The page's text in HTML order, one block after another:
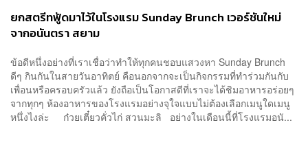
ยกสตรีทฟู้ดมาไว้ในโรงแรม Sunday Brunch เวอร์ชันใหม่
จากอนันตรา สยาม
ข้อดีหนึ่งอย่างที่เราเชื่อว่าทำให้ทุกคนชอบแสวงหา Sunday Brunch
ดีๆ กินกันในสายวันอาทิตย์ คือนอกจากจะเป็นกิจกรรมที่ทำร่วมกันกับ
เพื่อนหรือครอบครัวแล้ว ยังถือเป็นโอกาสดีที่เราจะได้ชิมอาหารอร่อยๆ
จากทุกๆ ห้องอาหารของโรงแรมอย่างจุใจแบบไม่ต้องเลือกเมนูใดเมนู
หนึ่งไงล่ะ ก๋วยเตี๋ยวคั่วไก่ สวนมะลิ อย่างในเดือนนี้ที่โรงแรมอนั...